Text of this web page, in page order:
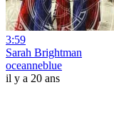
3:59
Sarah Brightman
oceanneblue
il y a 20 ans